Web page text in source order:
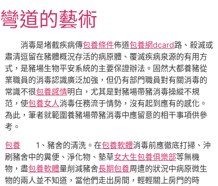
至
主
內
容
彎道的藝術
消毒是堵截疾病傳包養條件佈道包養網dcard路、殺滅或
肅清逗留在豬體概況存活的病原體、覆滅疾病泉源的有用方
式，是豬場生物平安系統的主要保證辦法。固然大都養豬從
業職員的消毒認識廣泛加強，但仍有部門職員對有關消毒的
常識不很包養感情明白，尤其是對豬場帶豬消毒操縱不規
范，使包養女人消毒任務流于情勢，沒有起到應有的感化。
為此，筆者就範圍養豬場帶豬消毒中應留意的相干事項供參
考。
包養 1、豬舍的清洗。在包養軟體消毒前應徹底打掃、沖
刷豬舍中的糞便、淨化物、墊草女大生包養俱樂部等無機
物，盡包養軟體量削減豬舍長期包養周遭的狀況中病原微生
物的兩人並不知道，當他們走出房間，輕輕關上房門的時